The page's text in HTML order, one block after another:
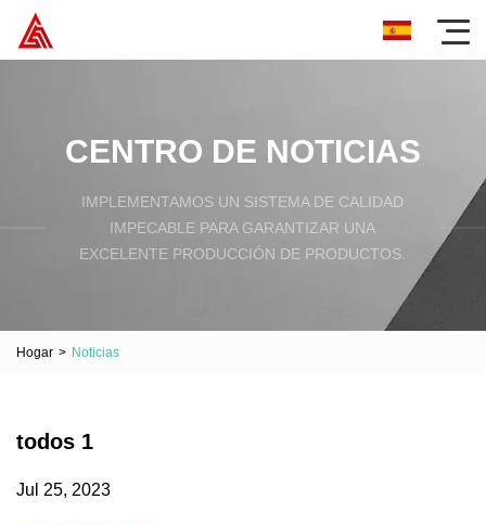
CENTRO DE NOTICIAS
IMPLEMENTAMOS UN SISTEMA DE CALIDAD
IMPECABLE PARA GARANTIZAR UNA
EXCELENTE PRODUCCIÓN DE PRODUCTOS.
Hogar > Noticias
todos 1
Jul 25, 2023